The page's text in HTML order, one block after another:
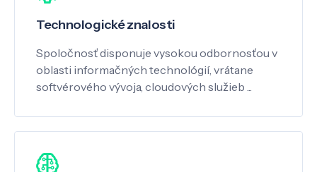
Technologické znalosti
Spoločnosť disponuje vysokou odbornosťou v
oblasti informačných technológií, vrátane
softvérového vývoja, cloudových služieb ...